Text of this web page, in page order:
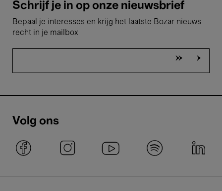
Schrijf je in op onze nieuwsbrief
Bepaal je interesses en krijg het laatste Bozar nieuws
recht in je mailbox
Volg ons